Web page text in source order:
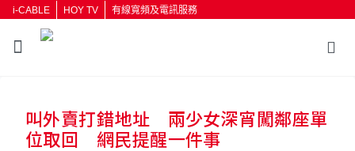
i-CABLE HOY TV 有線寬頻及電訊服務
按輸入鍵開始搜尋
叫外賣打錯地址 兩少女深宵闖鄰座單
位取回 網民提醒一件事